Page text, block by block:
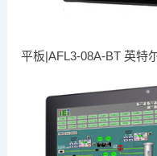
平板|AFL3-08A-BT 英特